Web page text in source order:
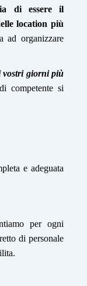
di essere il
location più
ad organizzare
vostri giorni più
competente si
e adeguata
per ogni
di personale